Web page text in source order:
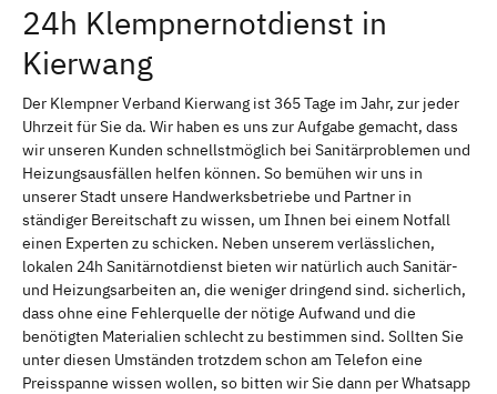
24h Klempnernotdienst in
Kierwang
Der Klempner Verband Kierwang ist 365 Tage im Jahr, zur jeder
Uhrzeit für Sie da. Wir haben es uns zur Aufgabe gemacht, dass
wir unseren Kunden schnellstmöglich bei Sanitärproblemen und
Heizungsausfällen helfen können. So bemühen wir uns in
unserer Stadt unsere Handwerksbetriebe und Partner in
ständiger Bereitschaft zu wissen, um Ihnen bei einem Notfall
einen Experten zu schicken. Neben unserem verlässlichen,
lokalen 24h Sanitärnotdienst bieten wir natürlich auch Sanitär-
und Heizungsarbeiten an, die weniger dringend sind. sicherlich,
dass ohne eine Fehlerquelle der nötige Aufwand und die
benötigten Materialien schlecht zu bestimmen sind. Sollten Sie
unter diesen Umständen trotzdem schon am Telefon eine
Preisspanne wissen wollen, so bitten wir Sie dann per Whatsapp